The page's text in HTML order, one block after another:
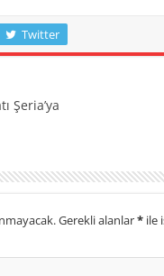
Twitter
Şeria’ya
Gerekli alanlar*ile